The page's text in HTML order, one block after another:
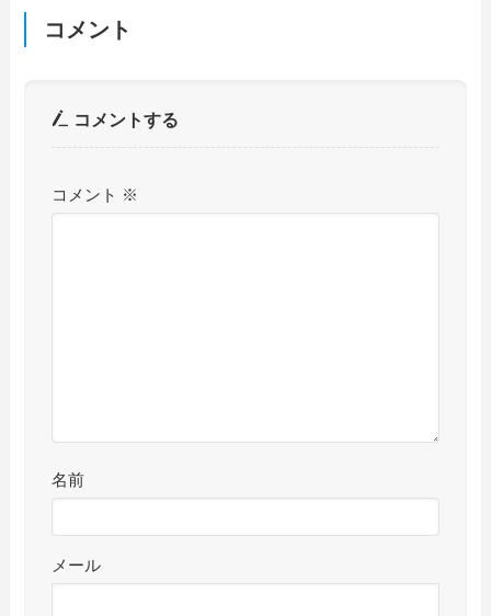
コメント
コメントする
コメント ※
名前
メール